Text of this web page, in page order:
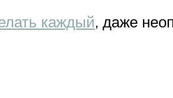
каждый, даже